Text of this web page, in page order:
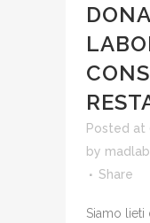
Posted at
by madlab
Share
Siamo lieti